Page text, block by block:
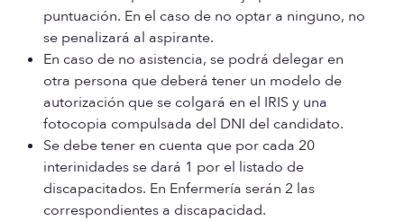
puntuación. En el caso de no optar a ninguno, no
se penalizará al aspirante.
En caso de no asistencia, se podrá delegar en
otra persona que deberá tener un modelo de
autorización que se colgará en el IRIS y una
fotocopia compulsada del DNI del candidato.
Se debe tener en cuenta que por cada 20
interinidades se dará 1 por el listado de
discapacitados. En Enfermería serán 2 las
correspondientes a discapacidad.